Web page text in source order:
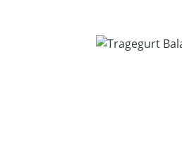
Bildergalerie überspringen